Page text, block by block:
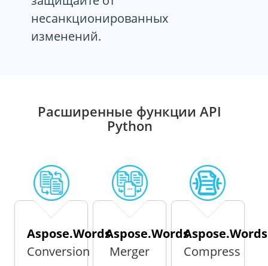
несанкционированных
изменений.
Расширенные функции API
Python
Aspose.Words
Conversion
Aspose.Words
Merger
Aspose.Words
Compress